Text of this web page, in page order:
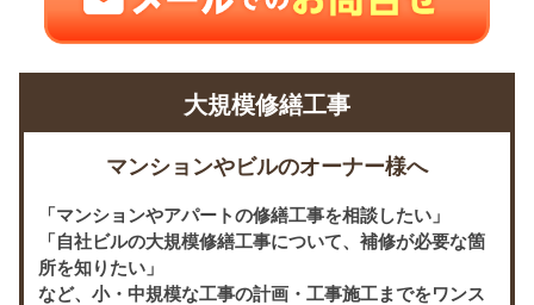
大規模修繕工事
マンションやビルのオーナー様へ
「マンションやアパートの修繕工事を相談したい」
「自社ビルの大規模修繕工事について、補修が必要な箇
所を知りたい」
など、小・中規模な工事の計画・工事施工までをワンス